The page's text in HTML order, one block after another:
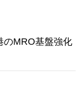
のMRO基盤強化